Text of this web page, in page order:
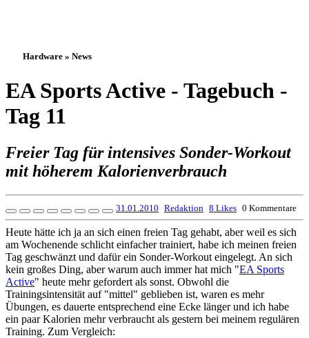
Hardware » News
EA Sports Active - Tagebuch -
Tag 11
Freier Tag für intensives Sonder-Workout
mit höherem Kalorienverbrauch
31.01.2010 Redaktion 8 Likes 0 Kommentare
Heute hätte ich ja an sich einen freien Tag gehabt, aber weil es sich
am Wochenende schlicht einfacher trainiert, habe ich meinen freien
Tag geschwänzt und dafür ein Sonder-Workout eingelegt. An sich
kein großes Ding, aber warum auch immer hat mich "EA Sports
Active" heute mehr gefordert als sonst. Obwohl die
Trainingsintensität auf "mittel" geblieben ist, waren es mehr
Übungen, es dauerte entsprechend eine Ecke länger und ich habe
ein paar Kalorien mehr verbraucht als gestern bei meinem regulären
Training. Zum Vergleich: